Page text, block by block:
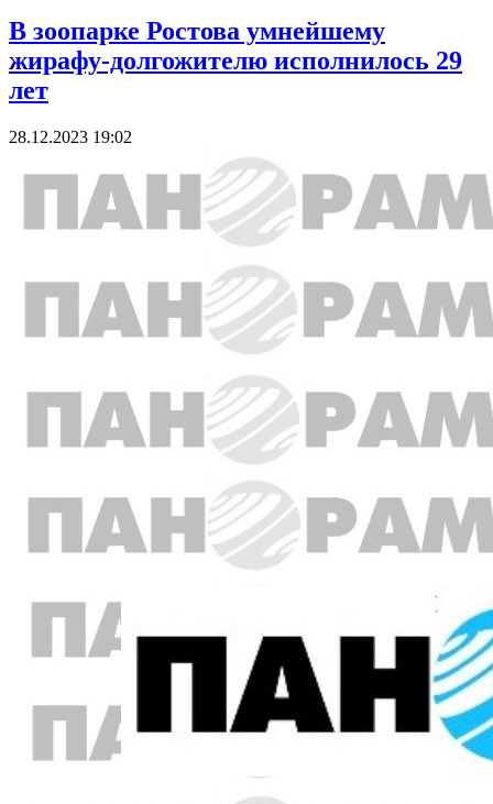
В зоопарке Ростова умнейшему
жирафу-долгожителю исполнилось 29
лет
28.12.2023 19:02